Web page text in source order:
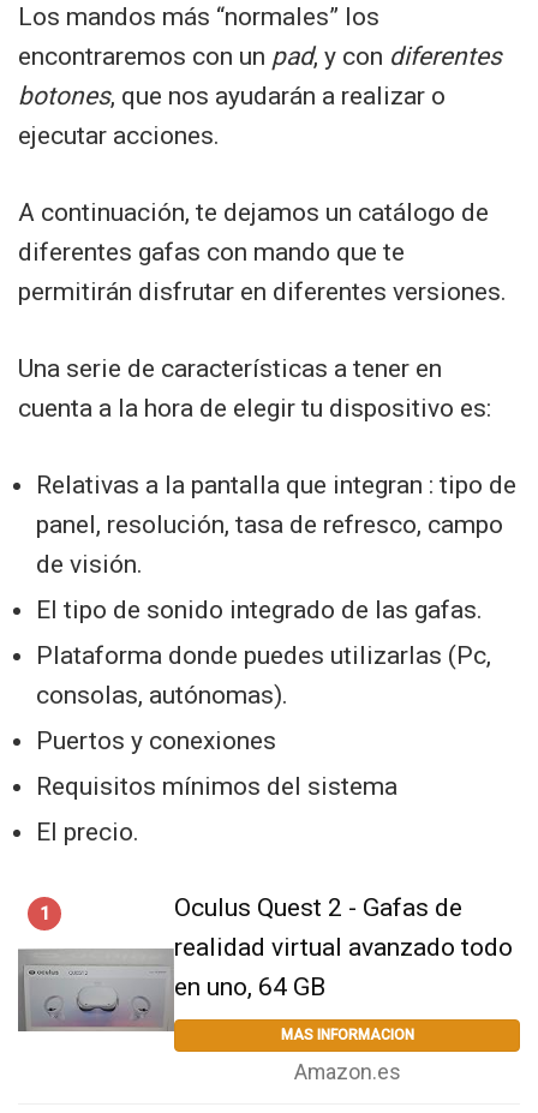
Los mandos más “normales” los
encontraremos con un pad, y con diferentes
botones, que nos ayudarán a realizar o
ejecutar acciones.
A continuación, te dejamos un catálogo de
diferentes gafas con mando que te
permitirán disfrutar en diferentes versiones.
Una serie de características a tener en
cuenta a la hora de elegir tu dispositivo es:
Relativas a la pantalla que integran : tipo de
panel, resolución, tasa de refresco, campo
de visión.
El tipo de sonido integrado de las gafas.
Plataforma donde puedes utilizarlas (Pc,
consolas, autónomas).
Puertos y conexiones
Requisitos mínimos del sistema
El precio.
1
Oculus Quest 2 - Gafas de
realidad virtual avanzado todo
en uno, 64 GB
MAS INFORMACION
Amazon.es